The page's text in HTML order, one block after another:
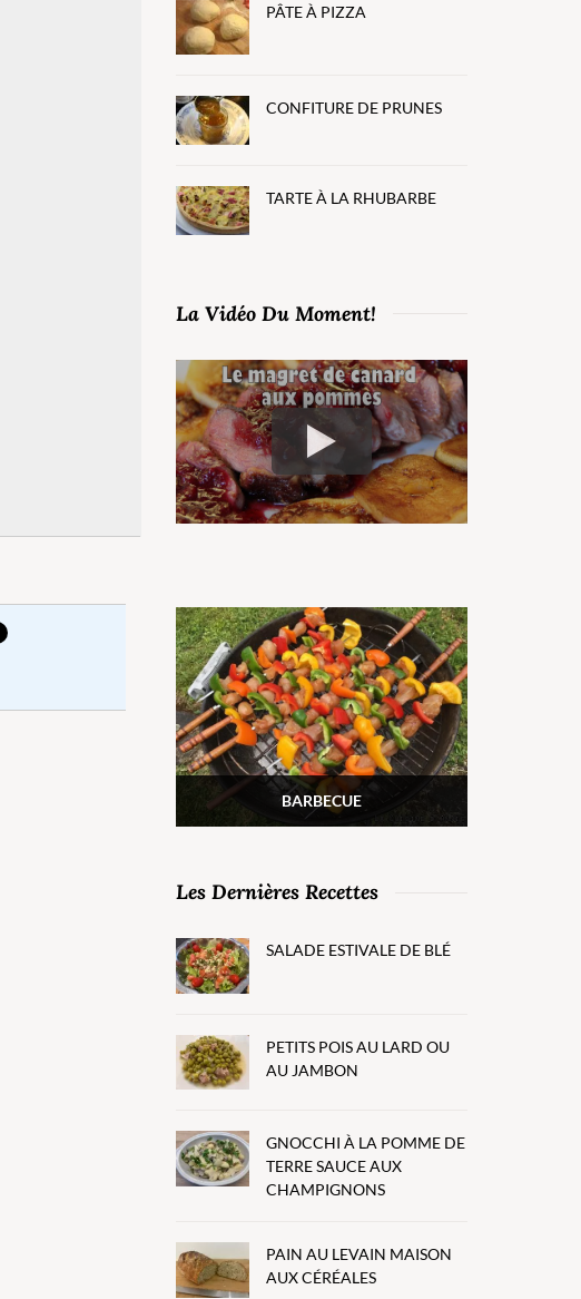
PÂTE À PIZZA
CONFITURE DE PRUNES
TARTE À LA RHUBARBE
La Vidéo Du Moment!
BARBECUE
Les Dernières Recettes
SALADE ESTIVALE DE BLÉ
PETITS POIS AU LARD OU
AU JAMBON
GNOCCHI À LA POMME DE
TERRE SAUCE AUX
CHAMPIGNONS
PAIN AU LEVAIN MAISON
AUX CÉRÉALES